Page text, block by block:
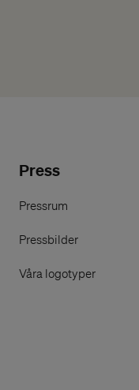
Press
Pressrum
Pressbilder
Våra logotyper